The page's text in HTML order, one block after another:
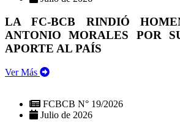
LA FC-BCB RINDIÓ
ANTONIO MORALES POR
APORTE AL PAÍS
Ver Más
FCBCB N° 19/2026
Julio de 2026